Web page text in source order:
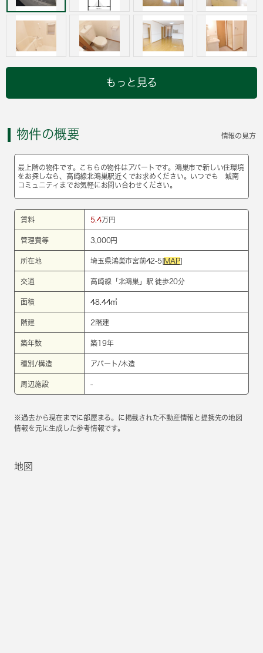
もっと見る
物件の概要 情報の見方
最上階の物件です。こちらの物件はアパートです。鴻巣市で新しい住環境
をお探しなら、高崎線北鴻巣駅近くでお求めください。いつでも 城南
コミュニティまでお気軽にお問い合わせください。
賃料 5.4万円
管理費等 3,000円
所在地 埼玉県鴻巣市宮前42-5[ MAP]
交通 高崎線 「 北鴻巣」駅 徒歩20分
面積 48.44㎡
階建 2階建
築年数 築19年
種別/構造 アパート/木造
周辺施設 -
※過去から現在までに部屋まる。に掲載された不動産情報と提携先の地図
情報を元に生成した参考情報です。
地図